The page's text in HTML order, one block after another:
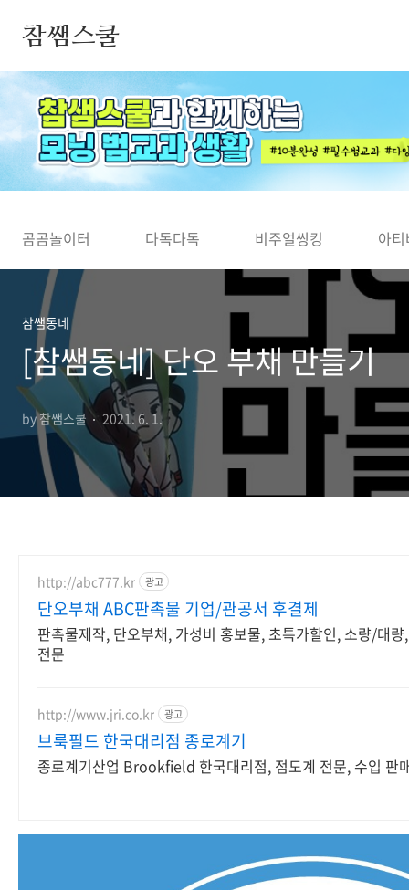
참쌤스쿨
◀
곰곰놀이터 다독다독 비주얼씽킹 아
참쌤동네
[참쌤동네] 단오 부채 만들기
by 참쌤스쿨 2021. 6. 1.
http://abc777.kr 광고
단오부채 ABC판촉물 기업/관공서 후결제
판촉물제작, 단오부채, 가성비 홍보물, 초특가할인, 소량/대
전문
http://www.jri.co.kr 광고
브룩필드 한국대리점 종로계기
종로계기산업 Brookfield 한국대리점, 점도계 전문, 수입 판